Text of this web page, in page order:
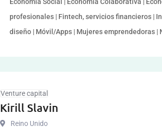
profesionales | Fintech, servicios financieros |
diseño | Móvil/Apps | Mujeres emprendedoras |
Venture capital
Kirill Slavin
Reino Unido